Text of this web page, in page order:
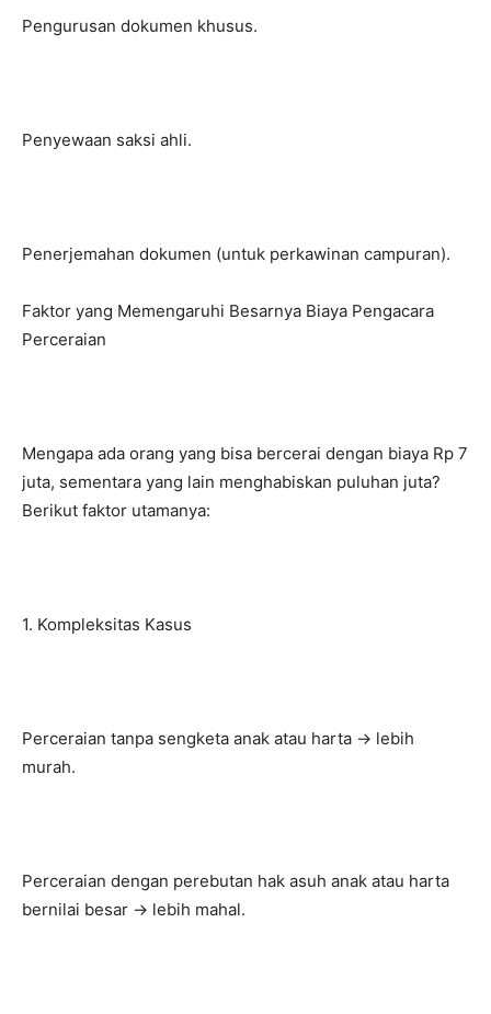
Pengurusan dokumen khusus.
Penyewaan saksi ahli.
Penerjemahan dokumen (untuk perkawinan campuran).
Faktor yang Memengaruhi Besarnya Biaya Pengacara
Perceraian
Mengapa ada orang yang bisa bercerai dengan biaya Rp 7
juta, sementara yang lain menghabiskan puluhan juta?
Berikut faktor utamanya:
1. Kompleksitas Kasus
Perceraian tanpa sengketa anak atau harta → lebih
murah.
Perceraian dengan perebutan hak asuh anak atau harta
bernilai besar → lebih mahal.